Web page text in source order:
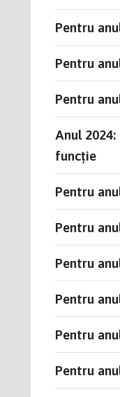
Pentru
Pentru
Pentru
Anul
funcție
Pentru
Pentru
Pentru
Pentru
Pentru
Pentru